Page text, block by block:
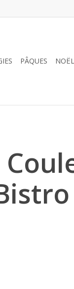
PÂQUES NOËL